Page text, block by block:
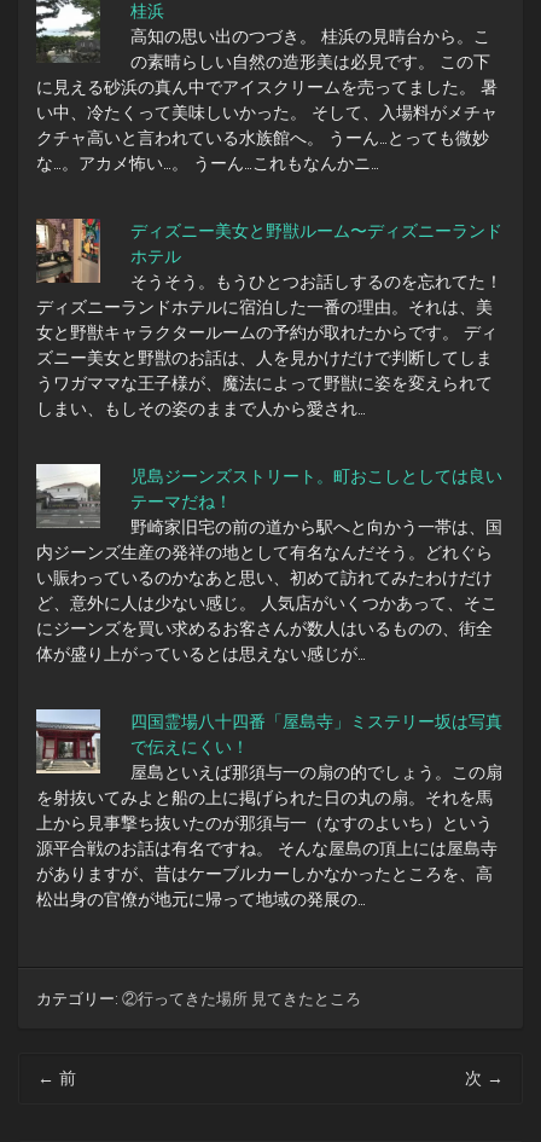
桂浜
高知の思い出のつづき。 桂浜の見晴台から。こ
の素晴らしい自然の造形美は必見です。 この下
に見える砂浜の真ん中でアイスクリームを売ってました。 暑
い中、冷たくって美味しいかった。 そして、入場料がメチャ
クチャ高いと言われている水族館へ。 うーん…とっても微妙
な…。アカメ怖い…。 うーん…これもなんかニ…
ディズニー美女と野獣ルーム〜ディズニーランド
ホテル
そうそう。もうひとつお話しするのを忘れてた！
ディズニーランドホテルに宿泊した一番の理由。それは、美
女と野獣キャラクタールームの予約が取れたからです。 ディ
ズニー美女と野獣のお話は、人を見かけだけで判断してしま
うワガママな王子様が、魔法によって野獣に姿を変えられて
しまい、もしその姿のままで人から愛され…
児島ジーンズストリート。町おこしとしては良い
テーマだね！
野崎家旧宅の前の道から駅へと向かう一帯は、国
内ジーンズ生産の発祥の地として有名なんだそう。どれぐら
い賑わっているのかなあと思い、初めて訪れてみたわけだけ
ど、意外に人は少ない感じ。 人気店がいくつかあって、そこ
にジーンズを買い求めるお客さんが数人はいるものの、街全
体が盛り上がっているとは思えない感じが…
四国霊場八十四番「屋島寺」ミステリー坂は写真
で伝えにくい！
屋島といえば那須与一の扇の的でしょう。この扇
を射抜いてみよと船の上に掲げられた日の丸の扇。それを馬
上から見事撃ち抜いたのが那須与一（なすのよいち）という
源平合戦のお話は有名ですね。 そんな屋島の頂上には屋島寺
がありますが、昔はケーブルカーしかなかったところを、高
松出身の官僚が地元に帰って地域の発展の…
カテゴリー: ②行ってきた場所 見てきたところ
← 前 次 →